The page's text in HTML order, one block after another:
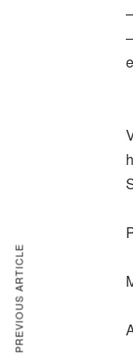
PREVIOUS ARTICLE